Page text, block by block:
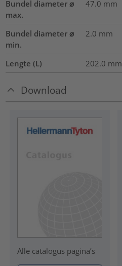
Bundel diameter ⌀
max.
47.0 mm
Bundel diameter ⌀
min.
2.0 mm
Lengte (L) 202.0 mm
Download
Alle catalogus pagina’s